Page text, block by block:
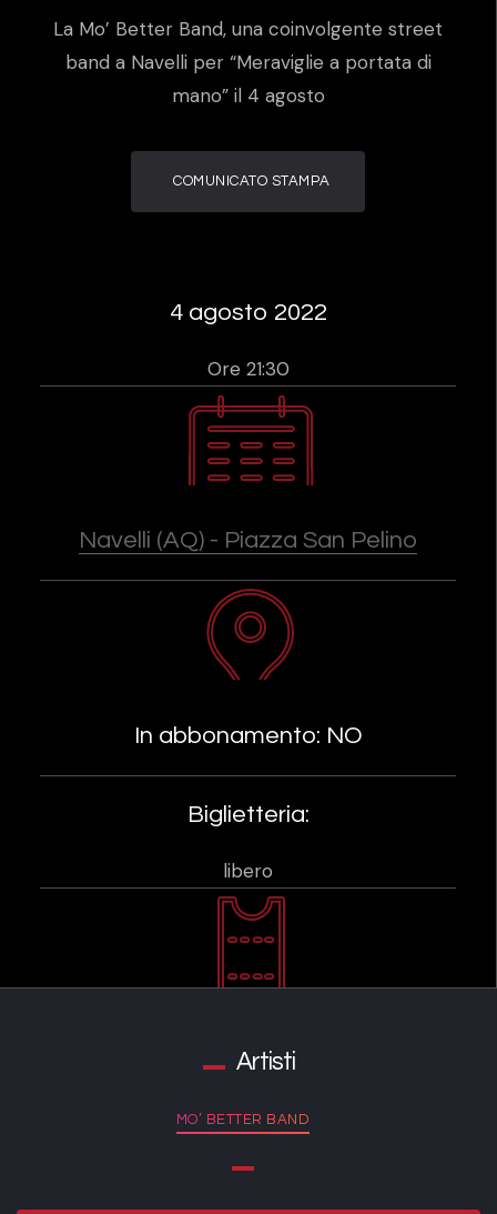
La Mo’ Better Band, una coinvolgente street
band a Navelli per “Meraviglie a portata di
mano” il 4 agosto
COMUNICATO STAMPA
4 agosto 2022
Ore 21:30
Navelli (AQ) - Piazza San Pelino
In abbonamento: NO
Biglietteria:
libero
Artisti
MO’ BETTER BAND